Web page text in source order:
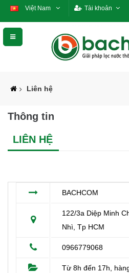
Việt Nam Tài khoản
Liên hệ
Thông tin
LIÊN HỆ
BACHCOM
122/3a Diệp Minh
Nhì, Tp HCM
0966779068
Từ 8h đến 17h,